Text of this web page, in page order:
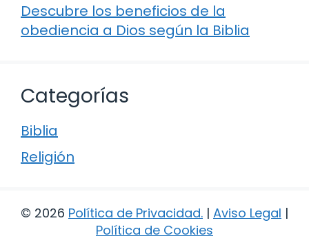
Descubre los beneficios de la
obediencia a Dios según la Biblia
Categorías
Biblia
Religión
© 2026 Política de Privacidad. | Aviso Legal |
Política de Cookies